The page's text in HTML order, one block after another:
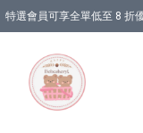
特選會員可享全單低至 8 折